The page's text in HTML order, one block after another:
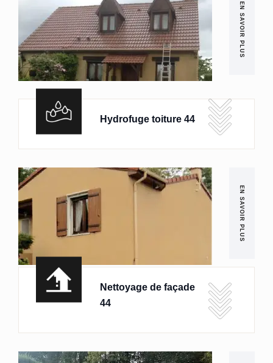
EN SAVOIR PLUS
Hydrofuge toiture 44
EN SAVOIR PLUS
Nettoyage de façade
44